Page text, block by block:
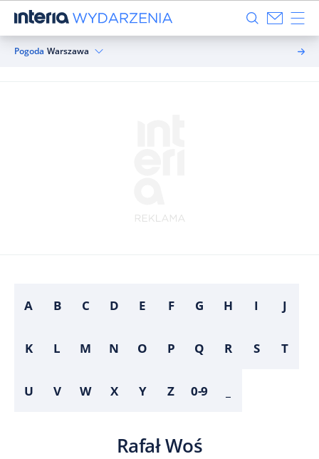
Pogoda Warszawa
A B C D E F G H I J
K L M N O P Q R S T
U V W X Y Z 0-9
Rafał Woś